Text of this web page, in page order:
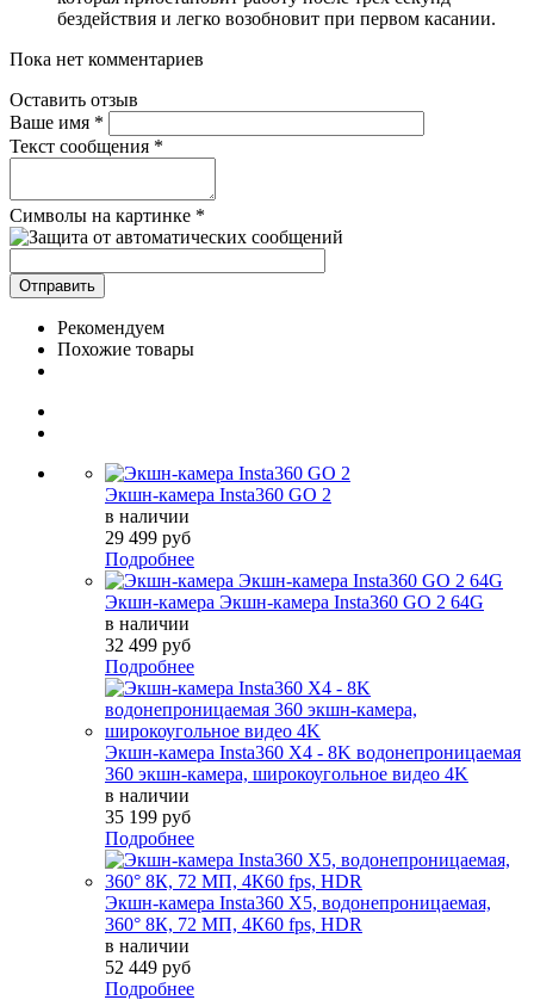
бездействия и легко возобновит при первом касании.
Пока нет комментариев
Оставить отзыв
Ваше имя *
Текст сообщения *
Символы на картинке *
Рекомендуем
Похожие товары
Экшн-камера Insta360 GO 2
в наличии
29 499 руб
Подробнее
Экшн-камера Экшн-камера Insta360 GO 2 64G
в наличии
32 499 руб
Подробнее
Экшн-камера Insta360 X4 - 8K водонепроницаемая
360 экшн-камера, широкоугольное видео 4K
в наличии
35 199 руб
Подробнее
Экшн-камера Insta360 X5, водонепроницаемая,
360° 8К, 72 МП, 4К60 fps, HDR
в наличии
52 449 руб
Подробнее